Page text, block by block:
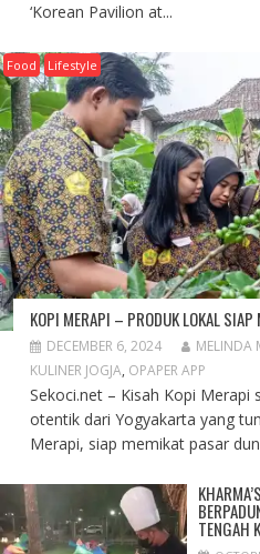
‘Korean Pavilion at...
Food Lifestyle
KOPI MERAPI – PRODUK LOKAL SIAP
DECEMBER 6, 2024 MELINDA
KULINER JOGJA, OPAPER APP
Sekoci.net – Kisah Kopi Merapi
otentik dari Yogyakarta yang
Merapi, siap memikat pasar
TENGAH